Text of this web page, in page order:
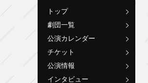
トップ
劇団一覧
公演カレンダー
チケット
公演情報
インタビュー